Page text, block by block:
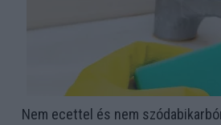
Nem ecettel és nem